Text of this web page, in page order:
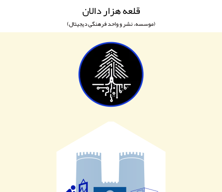
قلعه هزار دالان
(موسسه، نشر و واحد فرهنگی دیجیتال)